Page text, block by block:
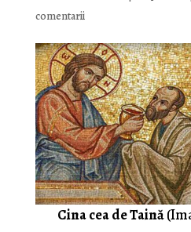
comentarii
Cina cea de Taină